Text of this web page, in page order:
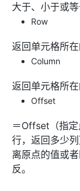
大于、小于或
Row
返回单元格所
Column
返回单元格所在
Offset
＝Offset（指
行，返回多少
离原点的值或
反。